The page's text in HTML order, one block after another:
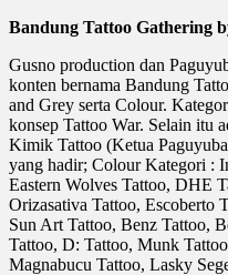
Bandung Tattoo Gathering
Gusno production dan
konten bernama Bandung
and Grey serta Colour.
konsep Tattoo War. Selain itu
Kimik Tattoo (Ketua
yang hadir; Colour Kategori :
Eastern Wolves Tattoo, DHE
Orizasativa Tattoo, Escoberto
Sun Art Tattoo, Benz Tattoo,
Tattoo, D: Tattoo, Munk
Magnabucu Tattoo, Lasky